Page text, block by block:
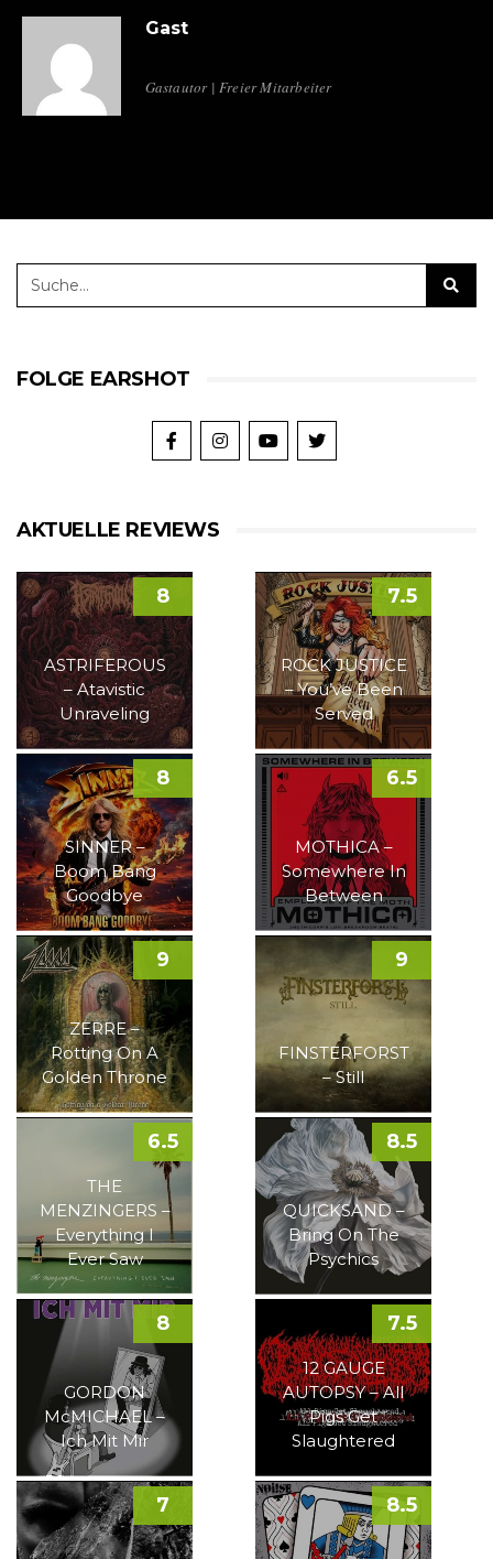
Gast
Gastautor | Freier Mitarbeiter
FOLGE EARSHOT
AKTUELLE REVIEWS
ASTRIFEROUS
– Atavistic
Unraveling
8
ROCK JUSTICE
– You’ve Been
Served
7.5
SINNER –
Boom Bang
Goodbye
8
MOTHICA –
Somewhere In
Between
6.5
ZERRE –
Rotting On A
Golden Throne
9
FINSTERFORST
– Still
9
THE
MENZINGERS –
Everything I
Ever Saw
6.5
QUICKSAND –
Bring On The
Psychics
8.5
GORDON
McMICHAEL –
Ich Mit Mir
8
12 GAUGE
AUTOPSY – All
Pigs Get
Slaughtered
7.5
7 8.5